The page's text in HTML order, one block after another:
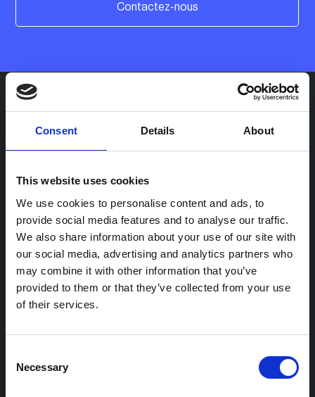
Consent Details About
This website uses cookies
We use cookies to personalise content and ads, to
provide social media features and to analyse our traffic.
We also share information about your use of our site with
our social media, advertising and analytics partners who
may combine it with other information that you’ve
provided to them or that they’ve collected from your use
of their services.
Selection
Necessary
Contactez-nous
Solutions pour
Dépôts et flottes de transport
Fournisseurs d'énergie et acteurs publics
Commerce de détail et parkings
Logements collectifs
Aperçu des produits